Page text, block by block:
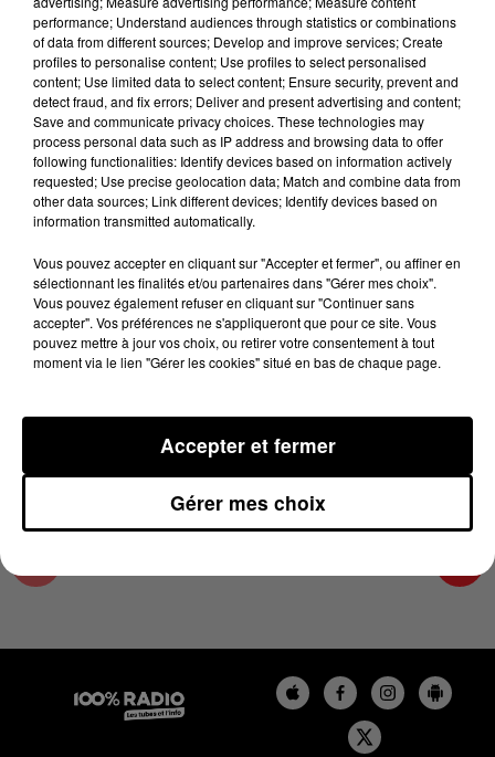
Lecture (2 min 25 sec)
100%
100% Radio les infos de l'Aude
16 août 2024 - 2 min 25 sec
LES INFOS DE L'AUDE DU 16/08/2024 À
12H00
Les infos de l'Aude
performance; Understand audiences through statistics or combinations
of data from different sources; Develop and improve services; Create
profiles to personalise content; Use profiles to select personalised
content; Use limited data to select content; Ensure security, prevent and
detect fraud, and fix errors; Deliver and present advertising and content;
Save and communicate privacy choices. These technologies may
process personal data such as IP address and browsing data to offer
following functionalities: Identify devices based on information actively
requested; Use precise geolocation data; Match and combine data from
other data sources; Link different devices; Identify devices based on
information transmitted automatically.
Vous pouvez accepter en cliquant sur "Accepter et fermer", ou affiner en
sélectionnant les finalités et/ou partenaires dans "Gérer mes choix".
Vous pouvez également refuser en cliquant sur "Continuer sans
accepter". Vos préférences ne s'appliqueront que pour ce site. Vous
pouvez mettre à jour vos choix, ou retirer votre consentement à tout
moment via le lien "Gérer les cookies" situé en bas de chaque page.
Gérer mes choix
Accepter et fermer